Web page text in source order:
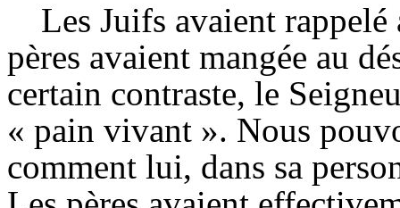
Les Juifs avaient
pères avaient mangée au
certain contraste, le
« pain vivant ». Nous
comment lui, dans sa